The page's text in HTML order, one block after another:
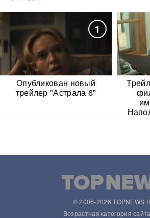
1
Опубликован новый
трейлер "Астрала 6"
© 2006-2026
Возрастная категория